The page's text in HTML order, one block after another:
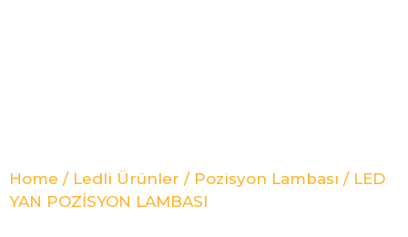
Home / Ledli Ürünler / Pozisyon Lambası / LED
YAN POZİSYON LAMBASI